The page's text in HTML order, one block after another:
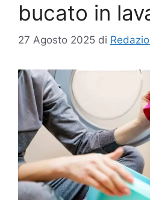
bucato in
27 Agosto 2025 di